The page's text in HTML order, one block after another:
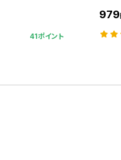
41ポイント
979